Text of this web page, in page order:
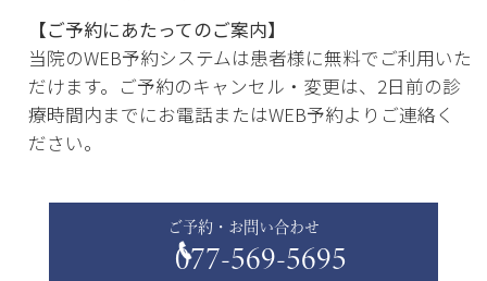
【ご予約にあたってのご案内】
当院のWEB予約システムは患者様に無料でご利用いた
だけます。ご予約のキャンセル・変更は、2日前の診
療時間内までにお電話またはWEB予約よりご連絡く
ださい。
ご予約・お問い合わせ
077-569-5695